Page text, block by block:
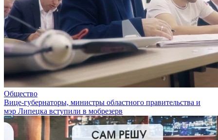
Общество
Вице-губернаторы, министры областного правительства и
мэр Липецка вступили в мобрезерв